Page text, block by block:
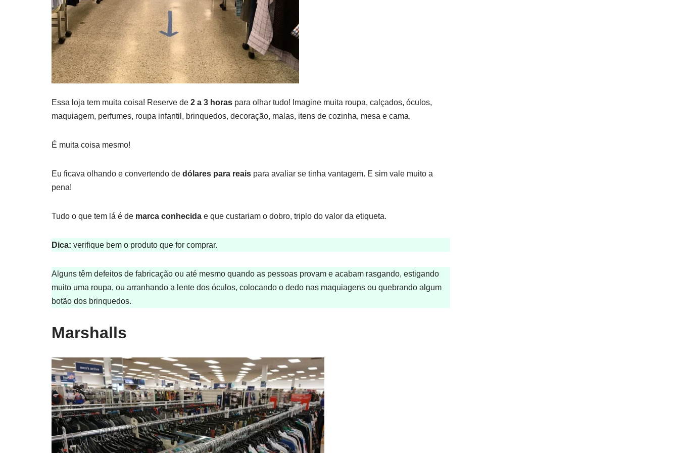
Essa loja tem muita coisa! Reserve de 2 a 3 horas para olhar tudo! Imagine muita roupa, calçados, óculos,
maquiagem, perfumes, roupa infantil, brinquedos, decoração, malas, itens de cozinha, mesa e cama.
É muita coisa mesmo!
Eu ficava olhando e convertendo de dólares para reais para avaliar se tinha vantagem. E sim vale muito a
pena!
Tudo o que tem lá é de marca conhecida e que custariam o dobro, triplo do valor da etiqueta.
Dica: verifique bem o produto que for comprar.
Alguns têm defeitos de fabricação ou até mesmo quando as pessoas provam e acabam rasgando, estigando
muito uma roupa, ou arranhando a lente dos óculos, colocando o dedo nas maquiagens ou quebrando algum
botão dos brinquedos.
Marshalls